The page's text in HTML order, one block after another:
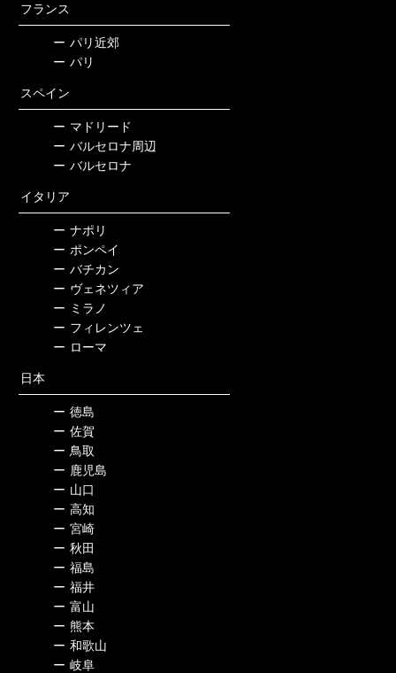
フランス
ー パリ近郊
ー パリ
スペイン
ー マドリード
ー バルセロナ周辺
ー バルセロナ
イタリア
ー ナポリ
ー ポンペイ
ー バチカン
ー ヴェネツィア
ー ミラノ
ー フィレンツェ
ー ローマ
日本
ー 徳島
ー 佐賀
ー 鳥取
ー 鹿児島
ー 山口
ー 高知
ー 宮崎
ー 秋田
ー 福島
ー 福井
ー 富山
ー 熊本
ー 和歌山
ー 岐阜